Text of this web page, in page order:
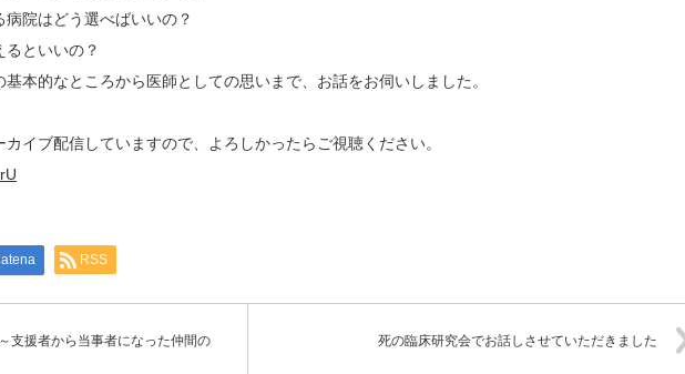
院はどう選べばいいの？
といいの？
本的なところから医師としての思いまで、お話をお伺いしました。
イブ配信していますので、よろしかったらご視聴ください。
RSS
支援者から当事者になった仲間の
死の臨床研究会でお話しさせていただきました